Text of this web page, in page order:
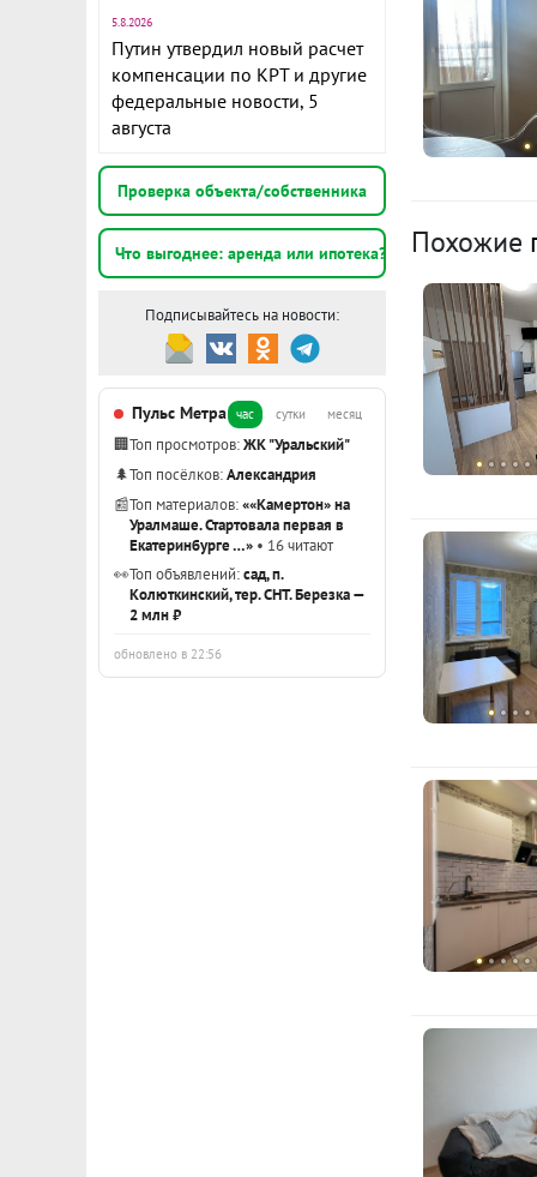
5.8.2026
Путин утвердил новый расчет
компенсации по КРТ и другие
федеральные новости, 5
августа
Проверка объекта/собственника
Что выгоднее: аренда или ипотека?
Подписывайтесь на новости:
Пульс Метра час сутки месяц
🏢Топ просмотров:ЖК "Уральский"
🌲Топ посёлков:Александрия
📰Топ материалов:««Камертон» на
Уралмаше. Стартовала первая в
Екатеринбурге …» • 16 читают
👀Топ объявлений:сад, п.
Колюткинский, тер. СНТ. Березка —
2 млн ₽
обновлено в 22:56
Lorena,
спальне.
Развитая
магазины и
остановка
квартиры,
Приходите
данному
Расчёт по
II
Похожие